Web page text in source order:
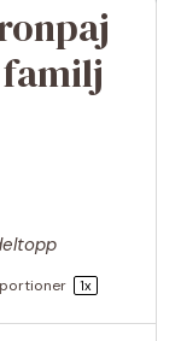
portioner 1x